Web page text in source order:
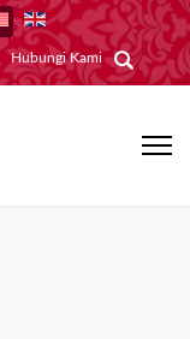
Hubungi Kami